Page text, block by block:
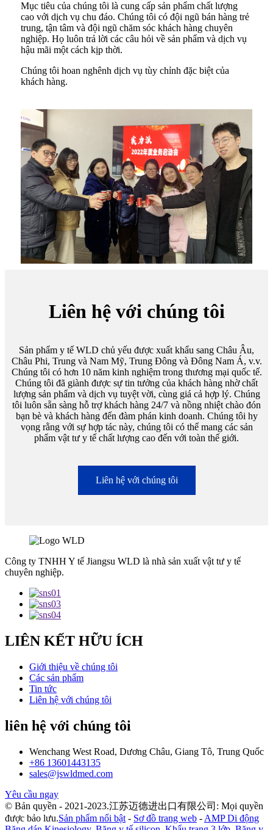
Mục tiêu của chúng tôi là cung cấp sản phẩm chất lượng
cao với dịch vụ chu đáo. Chúng tôi có đội ngũ bán hàng trẻ
trung, tận tâm và đội ngũ chăm sóc khách hàng chuyên
nghiệp. Họ luôn trả lời các câu hỏi về sản phẩm và dịch vụ
hậu mãi một cách kịp thời.
Chúng tôi hoan nghênh dịch vụ tùy chỉnh đặc biệt của
khách hàng.
Liên hệ với chúng tôi
Sản phẩm y tế WLD chủ yếu được xuất khẩu sang Châu Âu,
Châu Phi, Trung và Nam Mỹ, Trung Đông và Đông Nam Á, v.v.
Chúng tôi có hơn 10 năm kinh nghiệm trong thương mại quốc tế.
Chúng tôi đã giành được sự tin tưởng của khách hàng nhờ chất
lượng sản phẩm và dịch vụ tuyệt vời, cùng giá cả hợp lý. Chúng
tôi luôn sẵn sàng hỗ trợ khách hàng 24/7 và nồng nhiệt chào đón
bạn bè và khách hàng đến đàm phán kinh doanh. Chúng tôi hy
vọng rằng với sự hợp tác này, chúng tôi có thể mang các sản
phẩm vật tư y tế chất lượng cao đến với toàn thế giới.
Liên hệ với chúng tôi
Công ty TNHH Y tế Jiangsu WLD là nhà sản xuất vật tư y tế
chuyên nghiệp.
LIÊN KẾT HỮU ÍCH
Giới thiệu về chúng tôi
Các sản phẩm
Tin tức
Liên hệ với chúng tôi
liên hệ với chúng tôi
Wenchang West Road, Dương Châu, Giang Tô, Trung Quốc
+86 13601443135
sales@jswldmed.com
Yêu cầu ngay
© Bản quyền - 2021-2023.江苏迈德进出口有限公司: Mọi quyền
được bảo lưu.Sản phẩm nổi bật - Sơ đồ trang web - AMP Di động